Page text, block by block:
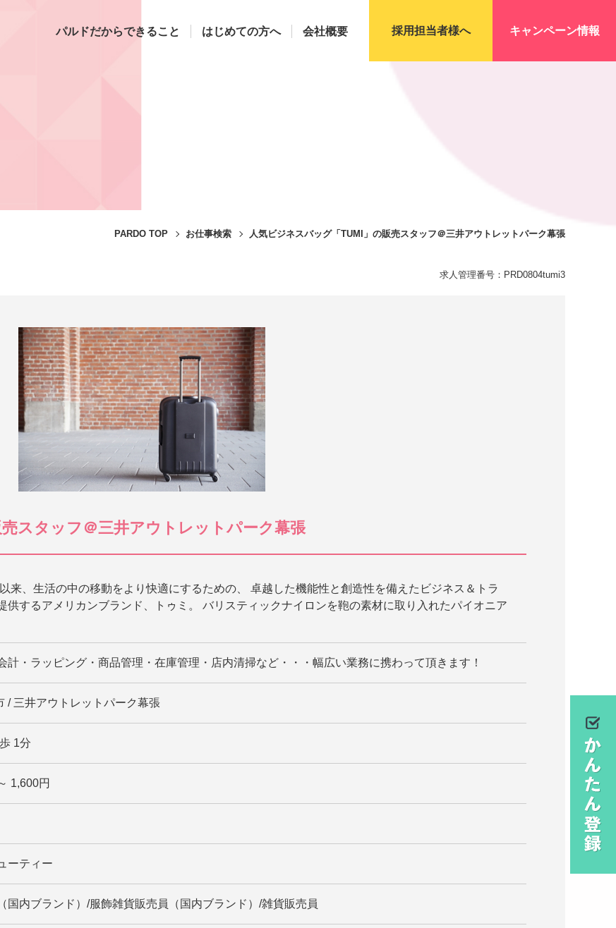
パルドだからできること はじめての方へ 会社概要 採用担当者様へ キャンペーン情報
PARDO TOP お仕事検索 人気ビジネスバッグ「TUMI」の販売スタッフ＠三井アウトレットパーク幕張
求人管理番号：PRD0804tumi3
スタッフ＠三井アウトレットパーク幕張
来、生活の中の移動をより快適にするための、 卓越した機能性と創造性を備えたビジネス＆トラ
供するアメリカンブランド、トゥミ。 バリスティックナイロンを鞄の素材に取り入れたパイオニア
計・ラッピング・商品管理・在庫管理・店内清掃など・・・幅広い業務に携わって頂きます！
/ 三井アウトレットパーク幕張
1分
1,600円
ーティー
国内ブランド）/服飾雑貨販売員（国内ブランド）/雑貨販売員